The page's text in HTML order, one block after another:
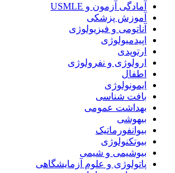
آمادگی آزمون و USMLE
آموزش پزشکی
آناتومی و فیزیولوژی
اپیدمیولوژی
ارتوپدی
ارولوژی و نفرولوژی
اطفال
ایمونولوژی
بافت شناسی
بهداشت عمومی
بیهوشی
بیوانفورماتیک
بیوتکنولوژی
بیوشیمی و شیمی
پاتولوژی و علوم آزمایشگاهی